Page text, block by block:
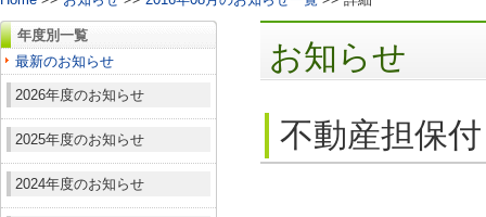
年度別一覧
最新のお知らせ
2026年度のお知らせ
2025年度のお知らせ
2024年度のお知らせ
お知らせ
不動産担保